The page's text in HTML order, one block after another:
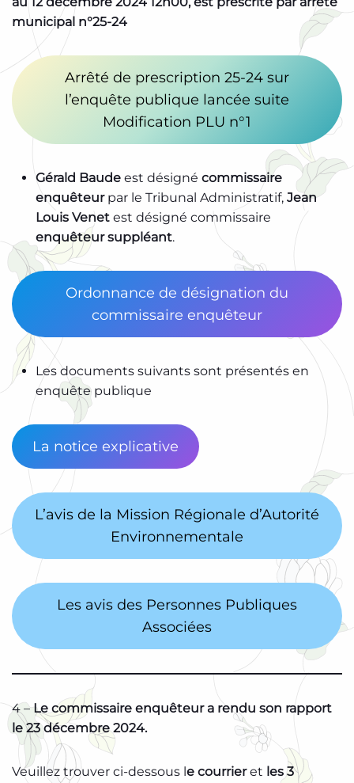
municipal n°25-24
Arrêté de prescription 25-24 sur
l’enquête publique lancée suite
Modification PLU n°1
Gérald Baude est désigné commissaire
enquêteurpar le Tribunal Administratif, Jean
Louis Venet est désigné commissaire
enquêteur suppléant.
Ordonnance de désignation du
commissaire enquêteur
Les documents suivants sont présentés en
enquête publique
La notice explicative
L’avis de la Mission Régionale d’Autorité
Environnementale
Les avis des Personnes Publiques
Associées
4 –Le commissaire enquêteur a rendu son rapport
le 23 décembre 2024.
Veuillez trouver ci-dessous le courrieret les 3